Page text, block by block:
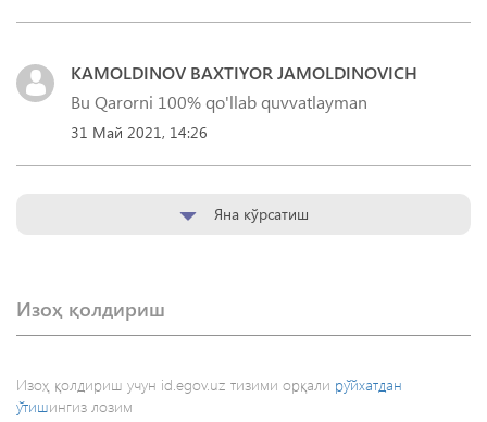
KAMOLDINOV BAXTIYOR JAMOLDINOVICH
Bu Qarorni 100% qo'llab quvvatlayman
31 Май 2021, 14:26
Яна кўрсатиш
Изоҳ қолдириш
Изоҳ қолдириш учун id.egov.uz тизими орқали рўйхатдан
ўтишингиз лозим